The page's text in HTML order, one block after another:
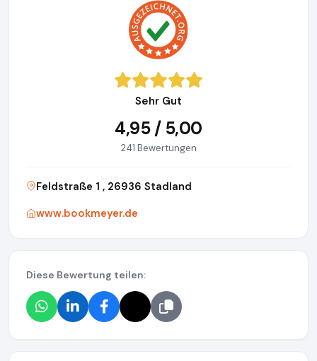
Sehr Gut
4,95 / 5,00
241 Bewertungen
Feldstraße 1 , 26936 Stadland
www.bookmeyer.de
Diese Bewertung teilen: